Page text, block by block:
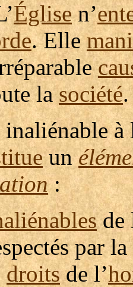
Églisen’
. Elle
lasociété.
inaliénableà
un
:
de
par la
droitsde l’